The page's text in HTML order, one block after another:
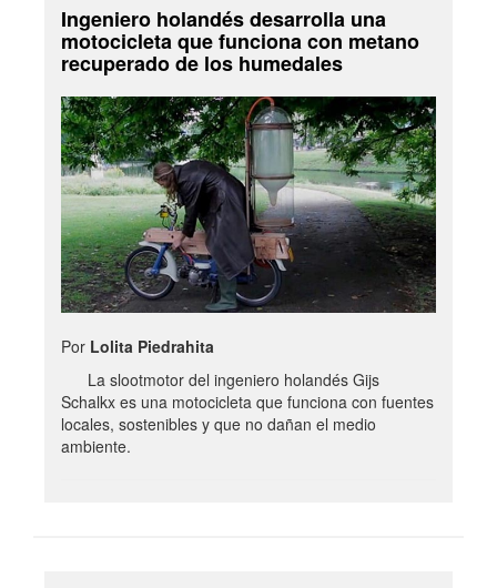
Ingeniero holandés desarrolla una
motocicleta que funciona con metano
recuperado de los humedales
Por Lolita Piedrahita
La slootmotor del ingeniero holandés Gijs
Schalkx es una motocicleta que funciona con fuentes
locales, sostenibles y que no dañan el medio
ambiente.